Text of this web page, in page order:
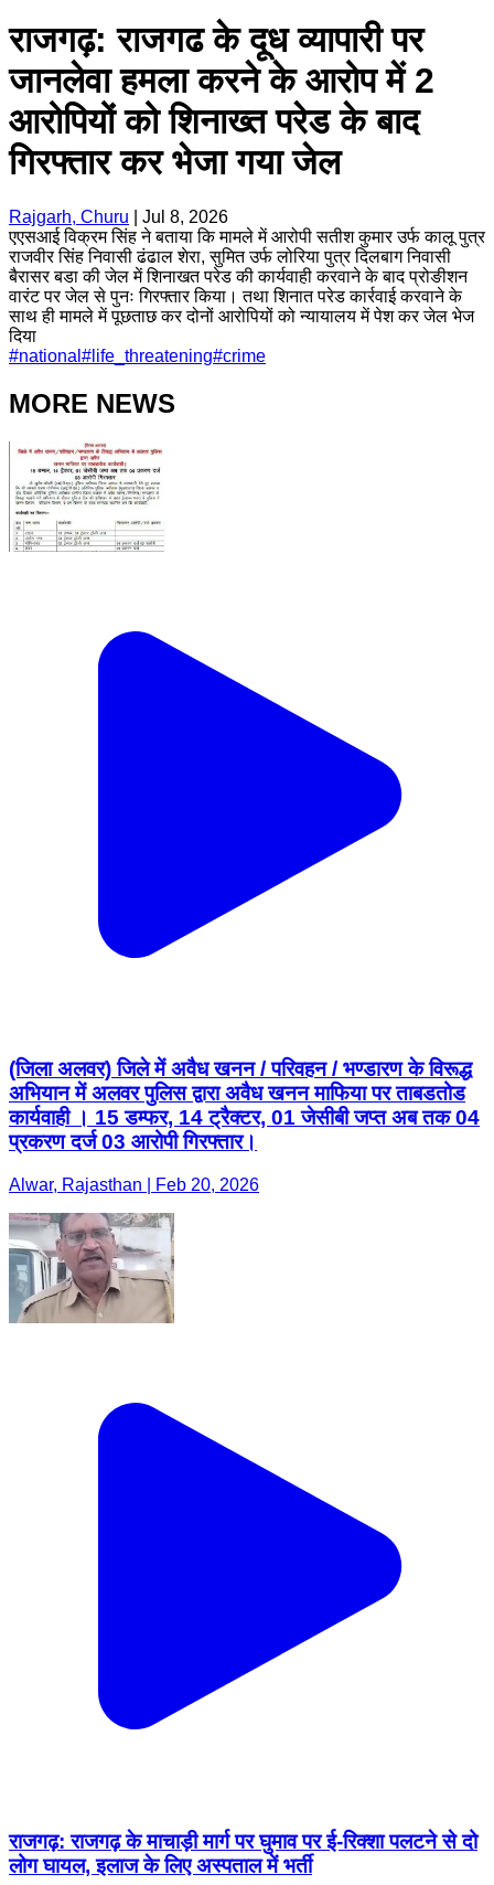
राजगढ़: राजगढ के दूध व्यापारी पर
जानलेवा हमला करने के आरोप में 2
आरोपियों को शिनाख्त परेड के बाद
गिरफ्तार कर भेजा गया जेल
Rajgarh, Churu
Jul 8, 2026
एएसआई विक्रम सिंह ने बताया कि मामले में आरोपी सतीश कुमार उर्फ कालू पुत्र
राजवीर सिंह निवासी ढंढाल शेरा, सुमित उर्फ लोरिया पुत्र दिलबाग निवासी
बैरासर बडा की जेल में शिनाखत परेड की कार्यवाही करवाने के बाद प्रोङीशन
वारंट पर जेल से पुनः गिरफ्तार किया। तथा शिनात परेड कार्रवाई करवाने के
साथ ही मामले में पूछताछ कर दोनों आरोपियों को न्यायालय में पेश कर जेल भेज
दिया
#national # life_threatening#crime
MORE NEWS
(जिला अलवर) जिले में अवैध खनन / परिवहन / भण्डारण के विरूद्ध
अभियान में अलवर पुलिस द्वारा अवैध खनन माफिया पर ताबडतोड
कार्यवाही । 15 डम्फर, 14 ट्रैक्टर, 01 जेसीबी जप्त अब तक 04
प्रकरण दर्ज 03 आरोपी गिरफ्तार।
Alwar, Rajasthan | Feb 20, 2026
राजगढ़: राजगढ़ के माचाड़ी मार्ग पर घुमाव पर ई-रिक्शा पलटने से दो
लोग घायल, इलाज के लिए अस्पताल में भर्ती